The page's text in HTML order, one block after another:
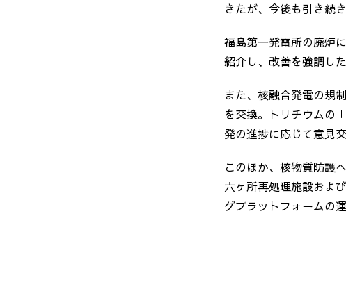
きたが、今後も引き続
福島第一発電所の廃炉
紹介し、改善を強調した
また、核融合発電の規
を交換。トリチウムの
発の進捗に応じて意見
このほか、核物質防護
六ヶ所再処理施設およ
グプラットフォームの